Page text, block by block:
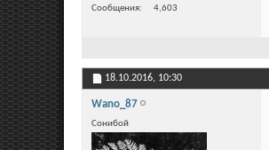
Сообщения
4,603
18.10.2016, 10:30
Wano_87
Сонибой